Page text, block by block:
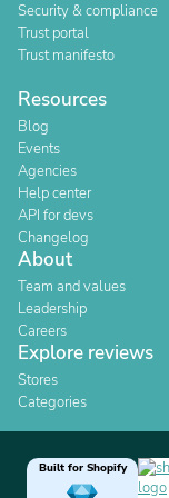
Security & compliance
Trust portal
Trust manifesto
Resources
Blog
Events
Agencies
Help center
API for devs
Changelog
About
Team and values
Leadership
Careers
Explore reviews
Stores
Categories
Built for Shopify